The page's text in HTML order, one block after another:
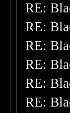
RE:
RE:
RE:
RE:
RE:
RE: